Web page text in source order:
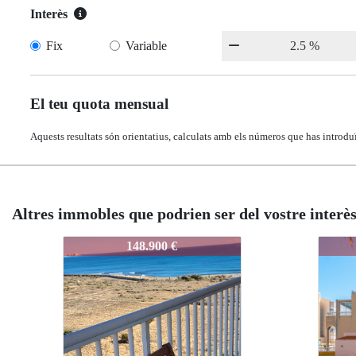
Interès
Fix Variable
El teu quota mensual
Aquests resultats són orientatius, calculats amb els números que has
Altres immobles que podrien ser del vostre interès
987-1 150.000 €
987-1 150.000 €